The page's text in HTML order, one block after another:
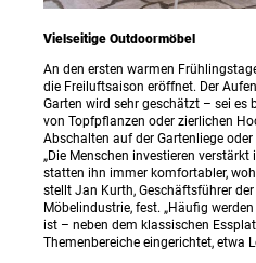
Vielseitige Outdoormöbel
An den ersten warmen
die Freiluftsaison eröffnet. Der
Garten wird sehr geschätzt – sei es
von Topfpflanzen oder zierlichen
Abschalten auf der Gartenliege
„Die Menschen investieren
statten ihn immer komfortabler,
stellt Jan Kurth, Geschäftsführer
Möbelindustrie, fest. „Häufig
ist – neben dem klassischen
Themenbereiche eingerichtet, etwa